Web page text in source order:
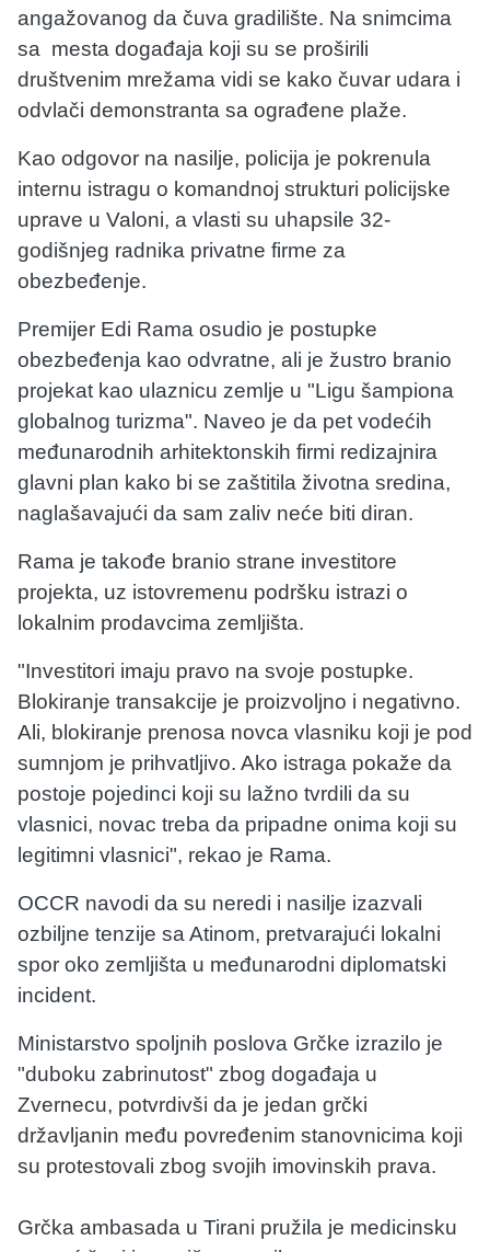
angažovanog da čuva gradilište. Na snimcima
sa mesta događaja koji su se proširili
društvenim mrežama vidi se kako čuvar udara i
odvlači demonstranta sa ograđene plaže.
Kao odgovor na nasilje, policija je pokrenula
internu istragu o komandnoj strukturi policijske
uprave u Valoni, a vlasti su uhapsile 32-
godišnjeg radnika privatne firme za
obezbeđenje.
Premijer Edi Rama osudio je postupke
obezbeđenja kao odvratne, ali je žustro branio
projekat kao ulaznicu zemlje u "Ligu šampiona
globalnog turizma". Naveo je da pet vodećih
međunarodnih arhitektonskih firmi redizajnira
glavni plan kako bi se zaštitila životna sredina,
naglašavajući da sam zaliv neće biti diran.
Rama je takođe branio strane investitore
projekta, uz istovremenu podršku istrazi o
lokalnim prodavcima zemljišta.
"Investitori imaju pravo na svoje postupke.
Blokiranje transakcije je proizvoljno i negativno.
Ali, blokiranje prenosa novca vlasniku koji je pod
sumnjom je prihvatljivo. Ako istraga pokaže da
postoje pojedinci koji su lažno tvrdili da su
vlasnici, novac treba da pripadne onima koji su
legitimni vlasnici", rekao je Rama.
OCCR navodi da su neredi i nasilje izazvali
ozbiljne tenzije sa Atinom, pretvarajući lokalni
spor oko zemljišta u međunarodni diplomatski
incident.
Ministarstvo spoljnih poslova Grčke izrazilo je
"duboku zabrinutost" zbog događaja u
Zvernecu, potvrdivši da je jedan grčki
državljanin među povređenim stanovnicima koji
su protestovali zbog svojih imovinskih prava.
Grčka ambasada u Tirani pružila je medicinsku